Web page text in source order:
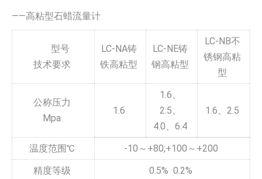
——高粘型石蜡流量计
型号
技术要求
LC-NA铸
铁高粘型
LC-NE铸
钢高粘型
LC-NB不
锈钢高粘
型
公称压力
Mpa
1.6
1.6、
2.5、
4.0、6.4
1.6、2.5
温度范围℃
-10～+80;+100～+200
精度等级
0.5% 0.2%